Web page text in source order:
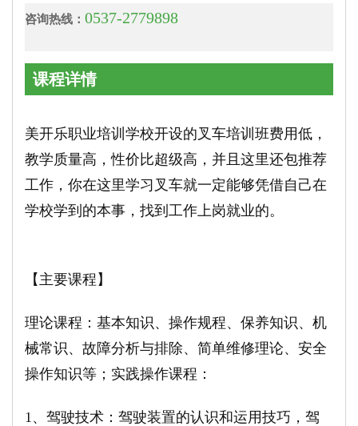
咨询热线： 0537-2779898
课程详情
美开乐职业培训学校开设的叉车培训班费用低，
教学质量高，性价比超级高，并且这里还包推荐
工作，你在这里学习叉车就一定能够凭借自己在
学校学到的本事，找到工作上岗就业的。
【主要课程】
理论课程：基本知识、操作规程、保养知识、机
械常识、故障分析与排除、简单维修理论、安全
操作知识等；实践操作课程：
1 、驾驶技术：驾驶装置的认识和运用技巧，驾